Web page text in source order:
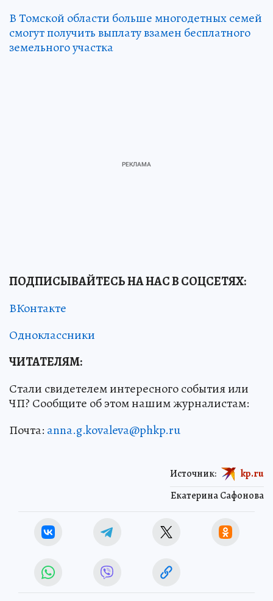
В Томской области больше многодетных семей
смогут получить выплату взамен бесплатного
земельного участка
ПОДПИСЫВАЙТЕСЬ НА НАС В СОЦСЕТЯХ:
ВКонтакте
Одноклассники
ЧИТАТЕЛЯМ:
Стали свидетелем интересного события или
ЧП? Сообщите об этом нашим журналистам:
Почта: anna.g.kovaleva@phkp.ru
Екатерина Сафонова
Источник: kp.ru